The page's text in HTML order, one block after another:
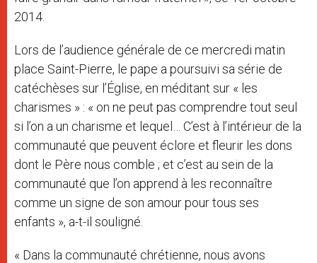
2014.
Lors de l’audience générale de ce mercredi matin
place Saint-Pierre, le pape a poursuivi sa série de
catéchèses sur l’Église, en méditant sur « les
charismes » : « on ne peut pas comprendre tout seul
si l’on a un charisme et lequel… C’est à l’intérieur de la
communauté que peuvent éclore et fleurir les dons
dont le Père nous comble ; et c’est au sein de la
communauté que l’on apprend à les reconnaître
comme un signe de son amour pour tous ses
enfants », a-t-il souligné.
« Dans la communauté chrétienne, nous avons